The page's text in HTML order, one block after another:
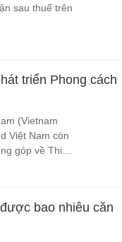
sau thuế trên
triển Phong cách
(Vietnam
Việt Nam còn
góp về Thiết
bao nhiêu căn